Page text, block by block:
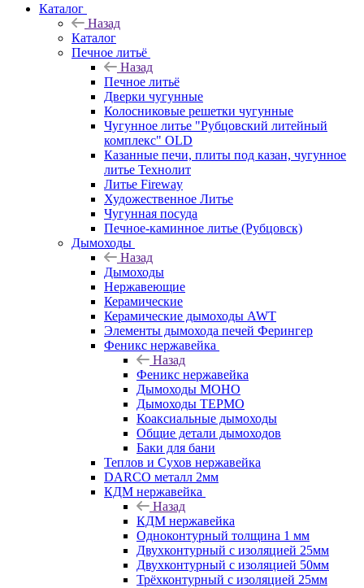
Каталог
Назад
Каталог
Печное литьё
Назад
Печное литьё
Дверки чугунные
Колосниковые решетки чугунные
Чугунное литье "Рубцовский литейный
комплекс" OLD
Казанные печи, плиты под казан, чугунное
литье Технолит
Литье Fireway
Художественное Литье
Чугунная посуда
Печное-каминное литье (Рубцовск)
Дымоходы
Назад
Дымоходы
Нержавеющие
Керамические
Керамические дымоходы AWT
Элементы дымохода печей Ферингер
Феникс нержавейка
Назад
Феникс нержавейка
Дымоходы МОНО
Дымоходы ТЕРМО
Коаксиальные дымоходы
Общие детали дымоходов
Баки для бани
Теплов и Сухов нержавейка
DARCO металл 2мм
КДМ нержавейка
Назад
КДМ нержавейка
Одноконтурный толщина 1 мм
Двухконтурный с изоляцией 25мм
Двухконтурный с изоляцией 50мм
Трёхконтурный с изоляцией 25мм